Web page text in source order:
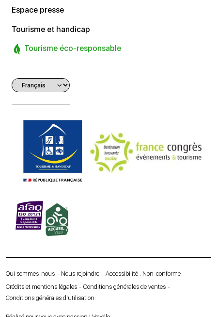
Espace presse
Tourisme et handicap
Tourisme éco-responsable
Qui sommes-nous Nous rejoindre
Accessibilité : Non-conforme
Crédits et mentions légales
Conditions générales de ventes
Conditions générales d’utilisation